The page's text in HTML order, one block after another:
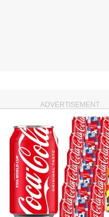
ADVERTISEMENT